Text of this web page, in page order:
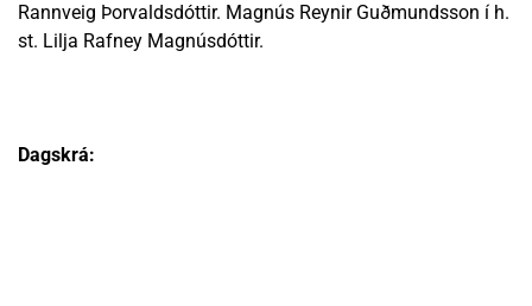
Rannveig Þorvaldsdóttir. Magnús Reynir Guðmundsson í h.
st. Lilja Rafney Magnúsdóttir.
Dagskrá: